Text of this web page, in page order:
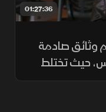
01:27:36
وثائق صادمة
حيث تختلط
قصص